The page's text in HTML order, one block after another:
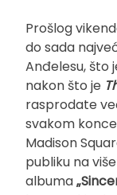
Prošlog
do sada
Anđelesu, što
nakon što je
rasprodate
svakom
Madison
publiku na
albuma